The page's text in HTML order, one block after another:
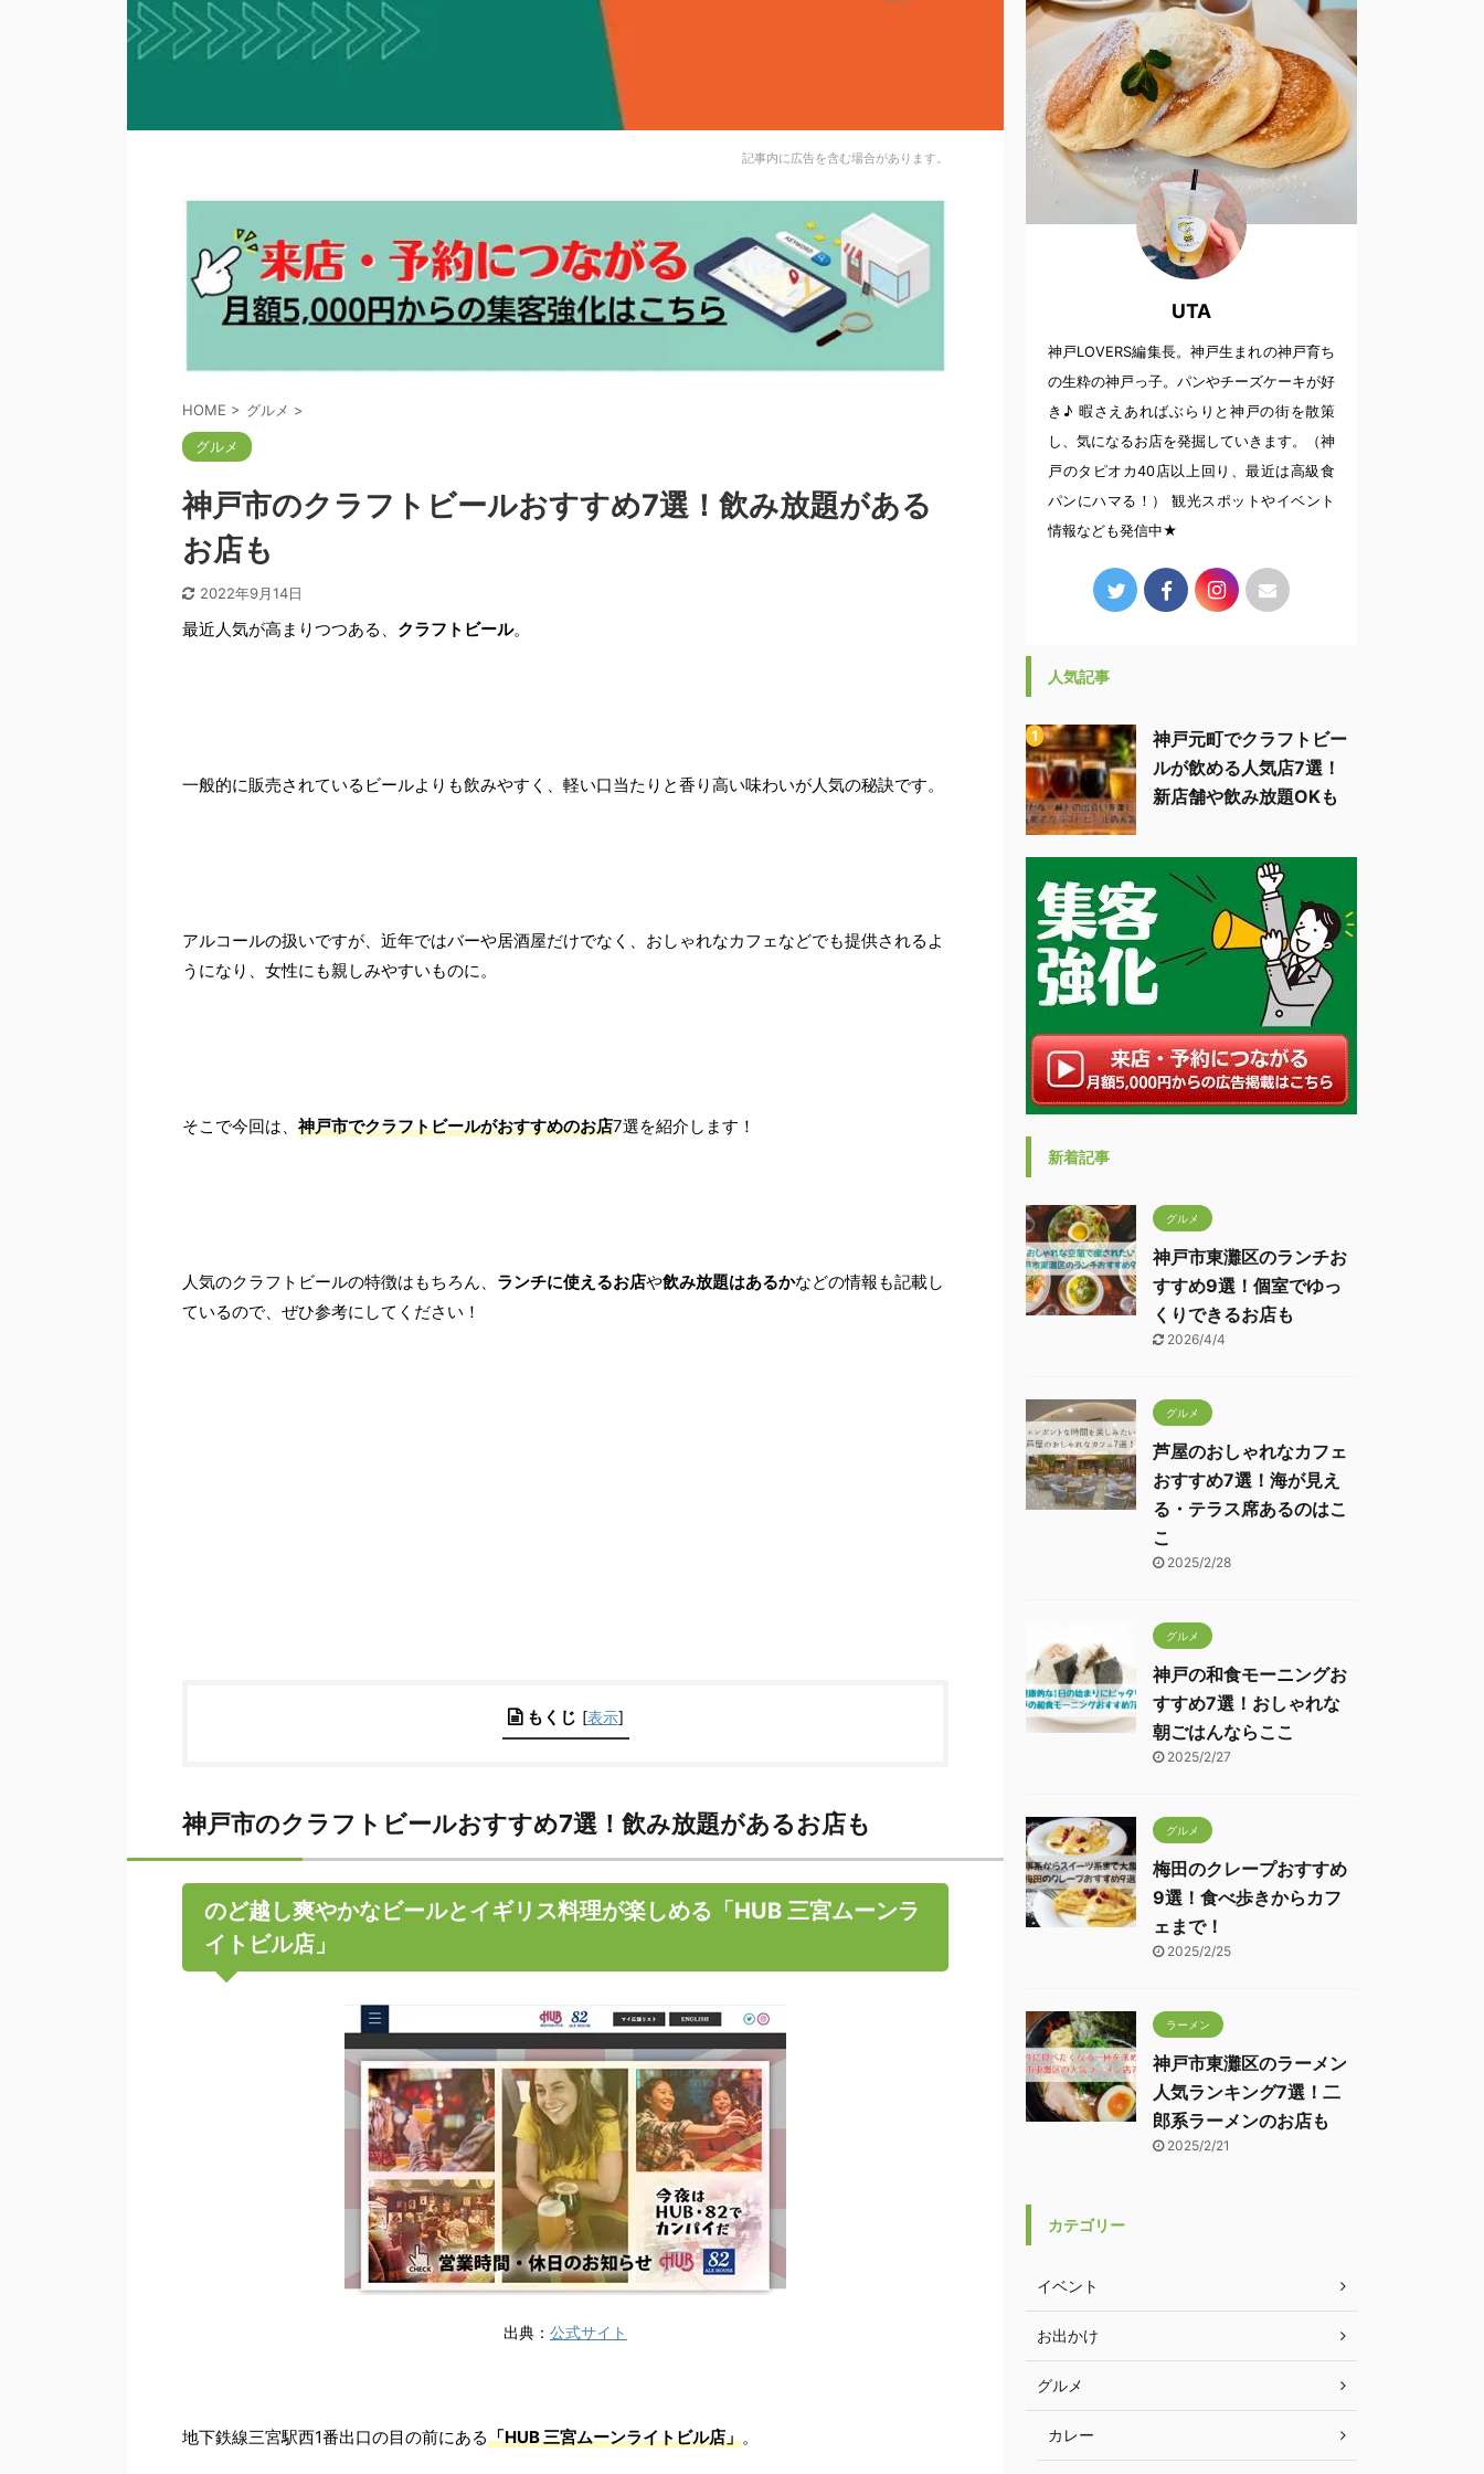
記事内に広告を含む場合があります。
HOME > グルメ >
グルメ
神戸市のクラフトビールおすすめ7選！飲み放題がある
お店も
2022年9月14日
最近人気が高まりつつある、 クラフトビール。
一般的に販売されているビールよりも飲みやすく、軽い口当たりと香り高い味わいが人気の秘訣です。
アルコールの扱いですが、近年ではバーや居酒屋だけでなく、おしゃれなカフェなどでも提供されるよ
うになり、女性にも親しみやすいものに。
そこで今回は、 神戸市でクラフトビールがおすすめのお店7選を紹介します！
人気のクラフトビールの特徴はもちろん、 ランチに使えるお店や飲み放題はあるかなどの情報も記載し
ているので、ぜひ参考にしてください！
もくじ [表示]
神戸市のクラフトビールおすすめ7選！飲み放題があるお店も
のど越し爽やかなビールとイギリス料理が楽しめる「HUB 三宮ムーンラ
イトビル店」
出典： 公式サイト
地下鉄線三宮駅西1番出口の目の前にある「HUB 三宮ムーンライトビル店」。
UTA
神戸LOVERS編集長。神戸生まれの神戸育ち
の生粋の神戸っ子。パンやチーズケーキが好
き♪ 暇さえあればぶらりと神戸の街を散策
し、気になるお店を発掘していきます。（神
戸のタピオカ40店以上回り、最近は高級食
パンにハマる！） 観光スポットやイベント
情報なども発信中★
人気記事
神戸元町でクラフトビー
ルが飲める人気店7選！
新店舗や飲み放題OKも
新着記事
グルメ
神戸市東灘区のランチお
すすめ9選！個室でゆっ
くりできるお店も
2026/4/4
グルメ
芦屋のおしゃれなカフェ
おすすめ7選！海が見え
る・テラス席あるのはこ
こ
2025/2/28
グルメ
神戸の和食モーニングお
すすめ7選！おしゃれな
朝ごはんならここ
2025/2/27
グルメ
梅田のクレープおすすめ
9選！食べ歩きからカフ
ェまで！
2025/2/25
ラーメン
神戸市東灘区のラーメン
人気ランキング7選！二
郎系ラーメンのお店も
2025/2/21
カテゴリー
イベント
お出かけ
グルメ
カレー